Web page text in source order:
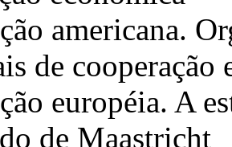
americana.
de cooperação
européia. A
de Maastricht